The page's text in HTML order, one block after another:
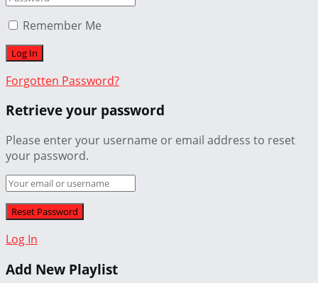
Remember Me
Forgotten Password?
Retrieve your password
Please enter your username or email address to reset
your password.
Log In
Add New Playlist